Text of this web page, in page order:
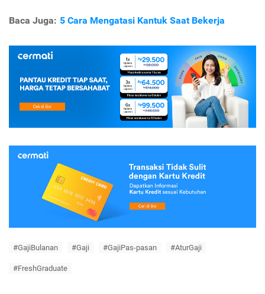
Baca Juga: 5 Cara Mengatasi Kantuk Saat Bekerja
#GajiBulanan #Gaji #GajiPas-pasan #AturGaji
#FreshGraduate